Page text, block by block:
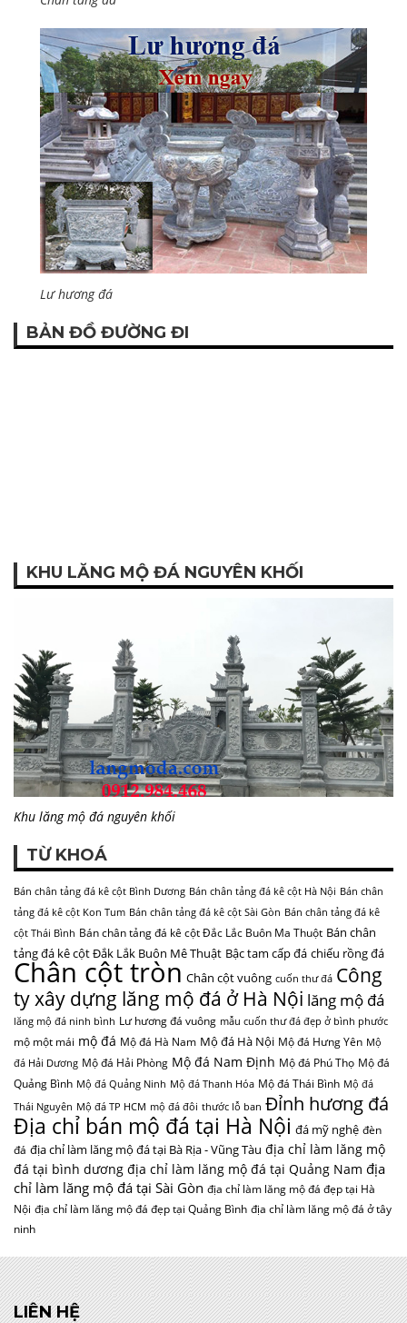
Lư hương đá
BẢN ĐỒ ĐƯỜNG ĐI
KHU LĂNG MỘ ĐÁ NGUYÊN KHỐI
Khu lăng mộ đá nguyên khối
TỪ KHOÁ
Bán chân tảng đá kê cột Bình Dương Bán chân tảng đá kê cột Hà Nội Bán chân
tảng đá kê cột Kon Tum Bán chân tảng đá kê cột Sài Gòn Bán chân tảng đá kê
cột Thái Bình Bán chân tảng đá kê cột Đắc Lắc Buôn Ma Thuột Bán chân
tảng đá kê cột Đắk Lắk Buôn Mê Thuật Bậc tam cấp đá chiếu rồng đá
Chân cột tròn Chân cột vuông cuốn thư đá Công
ty xây dựng lăng mộ đá ở Hà Nội lăng mộ đá
lăng mộ đá ninh bình Lư hương đá vuông mẫu cuốn thư đá đẹp ở bình phước
mộ một mái mộ đá Mộ đá Hà Nam Mộ đá Hà Nội Mộ đá Hưng Yên Mộ
đá Hải Dương Mộ đá Hải Phòng Mộ đá Nam Định Mộ đá Phú Thọ Mộ đá
Quảng Bình Mộ đá Quảng Ninh Mộ đá Thanh Hóa Mộ đá Thái Bình Mộ đá
Thái Nguyên Mộ đá TP HCM mộ đá đôi thước lỗ ban Đỉnh hương đá
Địa chỉ bán mộ đá tại Hà Nội đá mỹ nghệ đèn
đá địa chỉ làm lăng mộ đá tại Bà Rịa - Vũng Tàu địa chỉ làm lăng mộ
đá tại bình dương địa chỉ làm lăng mộ đá tại Quảng Nam địa
chỉ làm lăng mộ đá tại Sài Gòn địa chỉ làm lăng mộ đá đẹp tại Hà
Nội địa chỉ làm lăng mộ đá đẹp tại Quảng Bình địa chỉ làm lăng mộ đá ở tây
ninh
LIÊN HỆ